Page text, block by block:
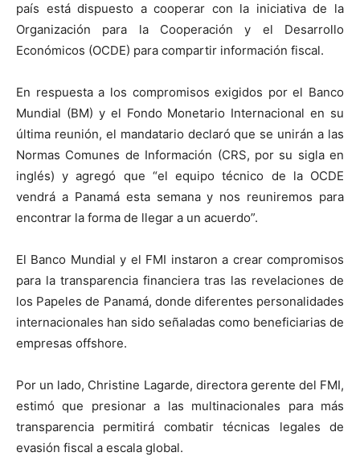
país está dispuesto a cooperar con la iniciativa de la
Organización para la Cooperación y el Desarrollo
Económicos (OCDE) para compartir información fiscal.
En respuesta a los compromisos exigidos por el Banco
Mundial (BM) y el Fondo Monetario Internacional en su
última reunión, el mandatario declaró que se unirán a las
Normas Comunes de Información (CRS, por su sigla en
inglés) y agregó que “el equipo técnico de la OCDE
vendrá a Panamá esta semana y nos reuniremos para
encontrar la forma de llegar a un acuerdo”.
El Banco Mundial y el FMI instaron a crear compromisos
para la transparencia financiera tras las revelaciones de
los Papeles de Panamá, donde diferentes personalidades
internacionales han sido señaladas como beneficiarias de
empresas offshore.
Por un lado, Christine Lagarde, directora gerente del FMI,
estimó que presionar a las multinacionales para más
transparencia permitirá combatir técnicas legales de
evasión fiscal a escala global.